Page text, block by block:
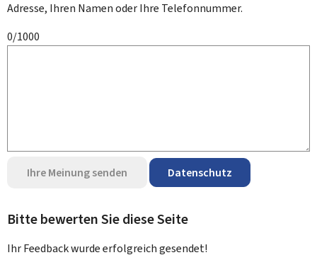
Adresse, Ihren Namen oder Ihre Telefonnummer.
0/1000
Ihre Meinung senden Datenschutz
Bitte bewerten Sie diese Seite
Ihr Feedback wurdeerfolgreichgesendet!